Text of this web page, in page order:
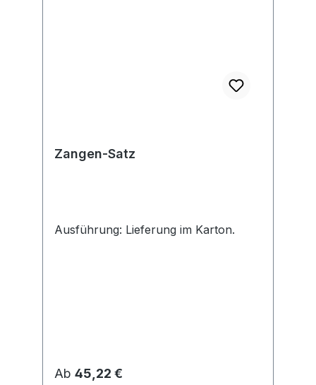
Zangen-Satz
Ausführung: Lieferung im Karton.
Regulärer Preis:
Ab 45,22 €